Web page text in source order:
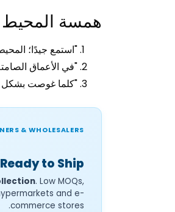
همسة المحيط
"استمع جيدًا؛
"في الأعماق
"كلما غوصت بشكل
& WHOLESALERS
to Ship?
. Low MOQs,
and e-
commerce stores.